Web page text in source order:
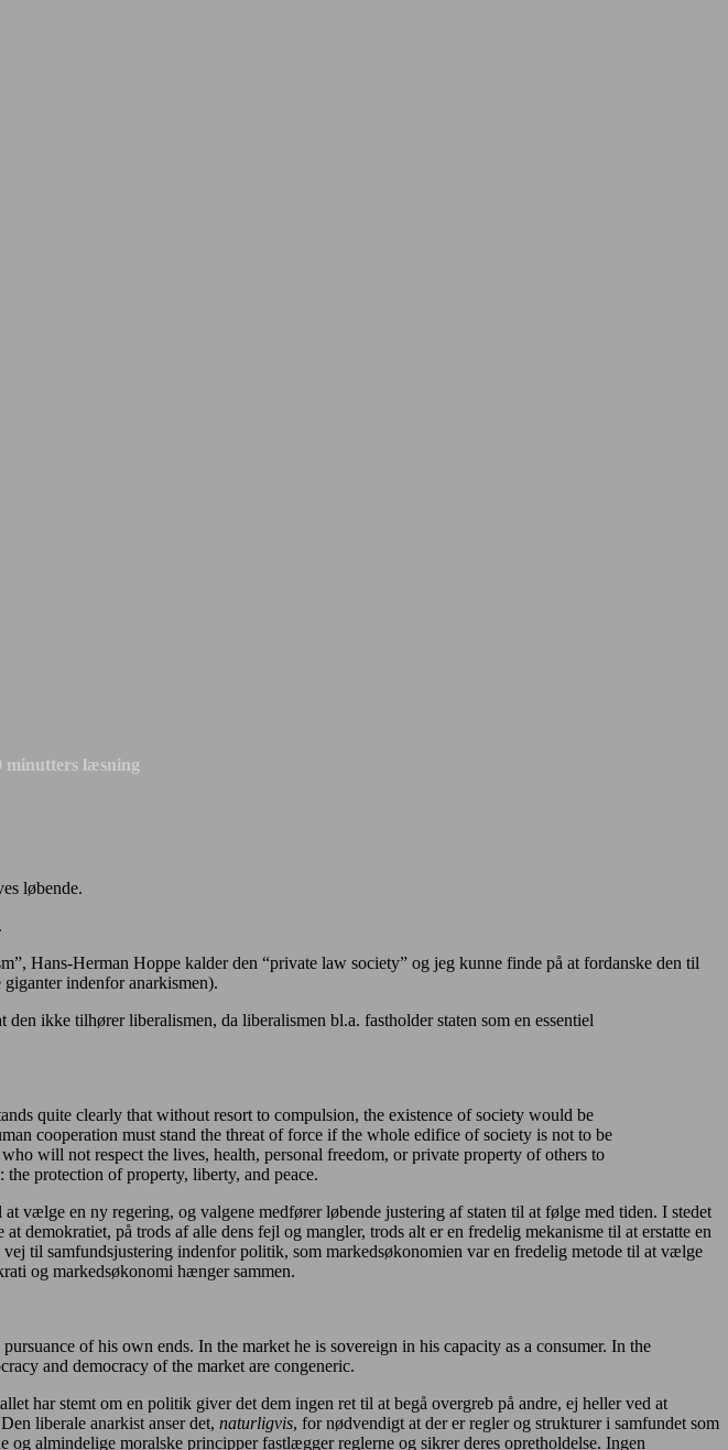
minutters læsning
løbende.
Hans-Herman Hoppe kalder den “private law society” og jeg kunne finde på at fordanske den til
indenfor anarkismen).
den ikke tilhører liberalismen, da liberalismen bl.a. fastholder staten som en essentiel
quite clearly that without resort to compulsion, the existence of society would be
cooperation must stand the threat of force if the whole edifice of society is not to be
will not respect the lives, health, personal freedom, or private property of others to
protection of property, liberty, and peace.
vælge en ny regering, og valgene medfører løbende justering af staten til at følge med tiden. I stedet
på trods af alle dens fejl og mangler, trods alt er en fredelig mekanisme til at erstatte en
til samfundsjustering indenfor politik, som markedsøkonomien var en fredelig metode til at vælge
og markedsøkonomi hænger sammen.
of his own ends. In the market he is sovereign in his capacity as a consumer. In the
and democracy of the market are congeneric.
har stemt om en politik giver det dem ingen ret til at begå overgreb på andre, ej heller ved at
liberale anarkist anser det, naturligvis, for nødvendigt at der er regler og strukturer i samfundet som
almindelige moralske principper fastlægger reglerne og sikrer deres opretholdelse. Ingen